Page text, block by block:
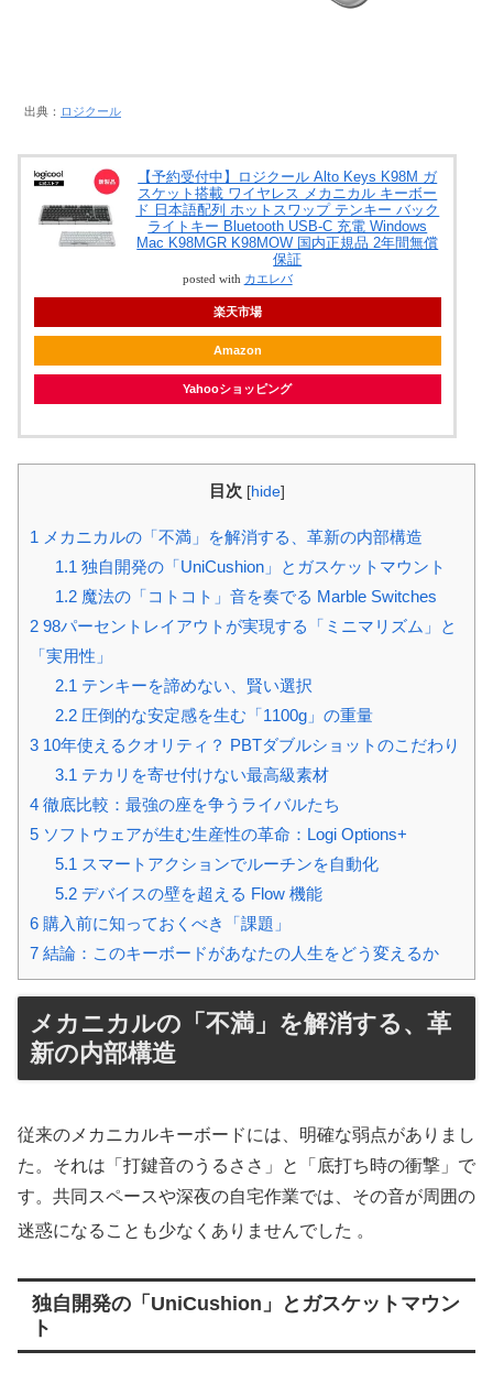
出典： ロジクール
【予約受付中】ロジクール Alto Keys K98M ガ
スケット搭載 ワイヤレス メカニカル キーボー
ド 日本語配列 ホットスワップ テンキー バック
ライトキー Bluetooth USB-C 充電 Windows
Mac K98MGR K98MOW 国内正規品 2年間無償
保証
posted with カエレバ
楽天市場
Amazon
Yahooショッピング
目次 [hide]
1 メカニカルの「不満」を解消する、革新の内部構造
1.1 独自開発の「UniCushion」とガスケットマウント
1.2魔法の「コトコト」音を奏でる Marble Switches
2 98パーセントレイアウトが実現する「ミニマリズム」と
「実用性」
2.1 テンキーを諦めない、賢い選択
2.2圧倒的な安定感を生む「1100g」の重量
3 10年使えるクオリティ？ PBTダブルショットのこだわり
3.1 テカリを寄せ付けない最高級素材
4 徹底比較：最強の座を争うライバルたち
5 ソフトウェアが生む生産性の革命：Logi Options+
5.1 スマートアクションでルーチンを自動化
5.2デバイスの壁を超える Flow 機能
6 購入前に知っておくべき「課題」
7 結論：このキーボードがあなたの人生をどう変えるか
メカニカルの「不満」を解消する、革
新の内部構造
従来のメカニカルキーボードには、明確な弱点がありまし
た。それは「打鍵音のうるささ」と「底打ち時の衝撃」で
す。共同スペースや深夜の自宅作業では、その音が周囲の
迷惑になることも少なくありませんでした 。
独自開発の「UniCushion」とガスケットマウン
ト